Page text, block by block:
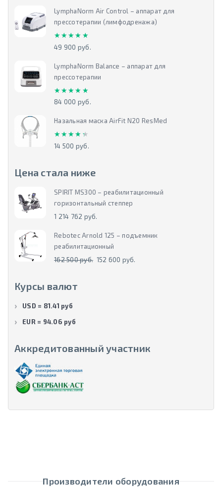
LymphaNorm Air Control – аппарат для
прессотерапии (лимфодренажа)
★★★★★
★★★★★
49 900 руб.
LymphaNorm Balance – аппарат для
прессотерапии
★★★★★
★★★★★
84 000 руб.
Назальная маска AirFit N20 ResMed
★★★★★
★★★★★
14 500 руб.
Цена стала ниже
SPIRIT MS300 – реабилитационный
горизонтальный степпер
1 214 762 руб.
Rebotec Arnold 125 – подъемник
реабилитационный
162 500 руб. 152 600 руб.
Курсы валют
USD = 81.41 руб
EUR = 94.06 руб
Аккредитованный участник
Производители оборудования